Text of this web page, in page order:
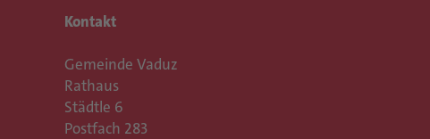
Kontakt
Gemeinde Vaduz
Rathaus
Städtle 6
Postfach 283